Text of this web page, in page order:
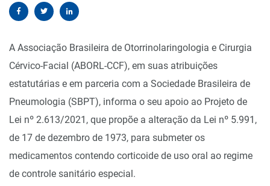
A Associação Brasileira de Otorrinolaringologia e Cirurgia
Cérvico-Facial (ABORL-CCF), em suas atribuições
estatutárias e em parceria com a Sociedade Brasileira de
Pneumologia (SBPT), informa o seu apoio ao Projeto de
Lei nº 2.613/2021, que propõe a alteração da Lei nº 5.991,
de 17 de dezembro de 1973, para submeter os
medicamentos contendo corticoide de uso oral ao regime
de controle sanitário especial.